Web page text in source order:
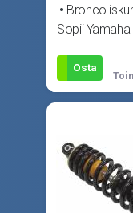
Bronco
Sopii
18, YXM 700
Osta